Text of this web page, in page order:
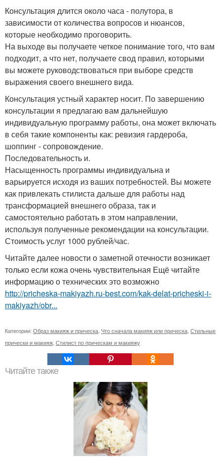
Консультация длится около часа - полутора, в
зависимости от количества вопросов и нюансов,
которые необходимо проговорить.
На выходе вы получаете четкое понимание того, что вам
подходит, а что нет, получаете свод правил, которыми
вы можете руководствоваться при выборе средств
выражения своего внешнего вида.
Консультация устный характер носит. По завершению
консультации я предлагаю вам дальнейшую
индивидуальную программу работы, она может включать
в себя такие компоненты как: ревизия гардероба,
шоппинг - сопровождение.
Последовательность и.
Насыщенность программы индивидуальна и
варьируется исходя из ваших потребностей. Вы можете
как привлекать стилиста дальше для работы над
трансформацией внешнего образа, так и
самостоятельно работать в этом направлении,
используя полученные рекомендации на консультации.
Стоимость услуг 1000 рублей/час.
Читайте далее новости о заметной отечности возникает
только если кожа очень чувствительная Ещё читайте
информацию о технических это возможно
http://pricheska-makiyazh.ru-best.com/kak-delat-pricheski-i-
makiyazh/obr...
Категории: Образ макияж и прическа Что сначала макияж или прическа Стильные
прически и макияж Стилист по прическам и макияжу
Читайте также